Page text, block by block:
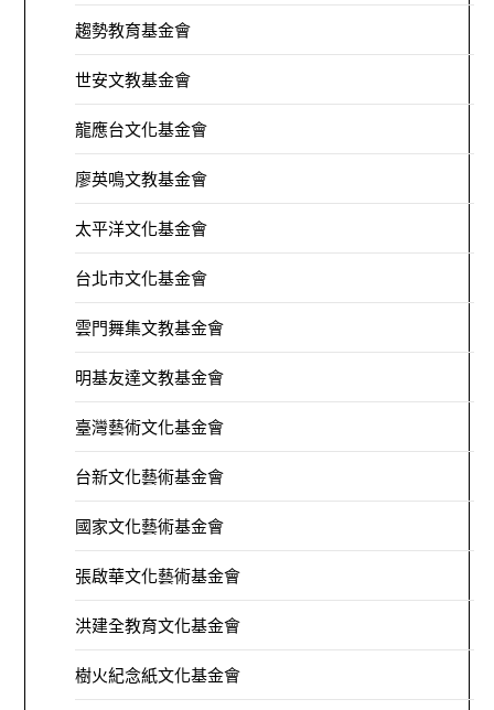
趨勢教育基金會
世安文教基金會
龍應台文化基金會
廖英鳴文教基金會
太平洋文化基金會
台北市文化基金會
雲門舞集文教基金會
明基友達文教基金會
臺灣藝術文化基金會
台新文化藝術基金會
國家文化藝術基金會
張啟華文化藝術基金會
洪建全教育文化基金會
樹火紀念紙文化基金會